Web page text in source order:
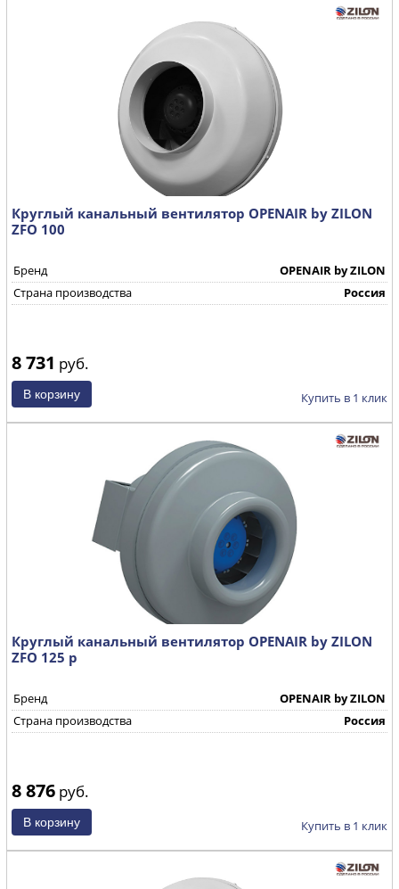
Круглый канальный вентилятор OPENAIR by ZILON
ZFO 100
Бренд
OPENAIR by ZILON
Страна производства
Россия
8 731 руб.
Купить в 1 клик
Круглый канальный вентилятор OPENAIR by ZILON
ZFO 125 р
Бренд
OPENAIR by ZILON
Страна производства
Россия
8 876 руб.
Купить в 1 клик